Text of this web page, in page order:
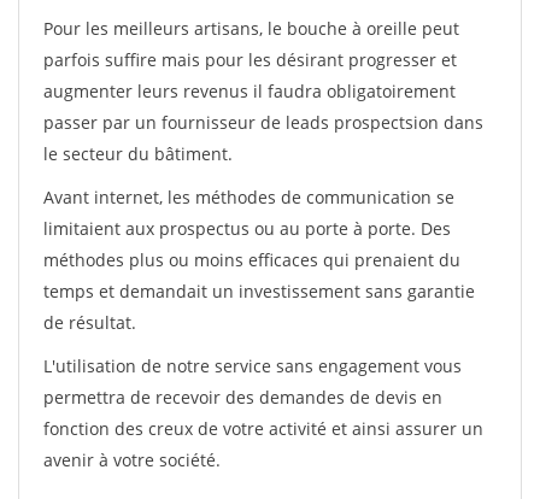
Pour les meilleurs artisans, le bouche à oreille peut
parfois suffire mais pour les désirant progresser et
augmenter leurs revenus il faudra obligatoirement
passer par un fournisseur de leads prospectsion dans
le secteur du bâtiment.
Avant internet, les méthodes de communication se
limitaient aux prospectus ou au porte à porte. Des
méthodes plus ou moins efficaces qui prenaient du
temps et demandait un investissement sans garantie
de résultat.
L'utilisation de notre service sans engagement vous
permettra de recevoir des demandes de devis en
fonction des creux de votre activité et ainsi assurer un
avenir à votre société.